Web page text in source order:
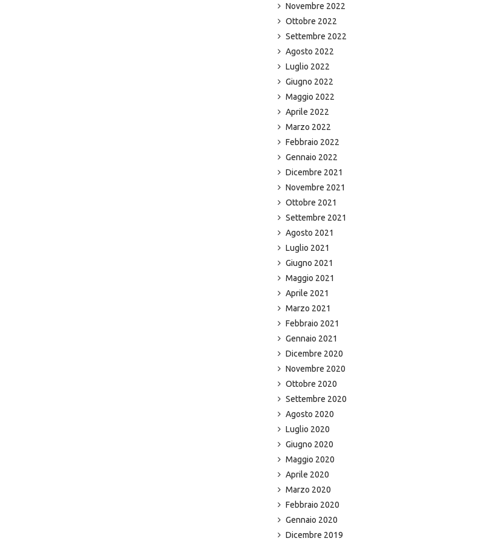
Novembre 2022
Ottobre 2022
Settembre 2022
Agosto 2022
Luglio 2022
Giugno 2022
Maggio 2022
Aprile 2022
Marzo 2022
Febbraio 2022
Gennaio 2022
Dicembre 2021
Novembre 2021
Ottobre 2021
Settembre 2021
Agosto 2021
Luglio 2021
Giugno 2021
Maggio 2021
Aprile 2021
Marzo 2021
Febbraio 2021
Gennaio 2021
Dicembre 2020
Novembre 2020
Ottobre 2020
Settembre 2020
Agosto 2020
Luglio 2020
Giugno 2020
Maggio 2020
Aprile 2020
Marzo 2020
Febbraio 2020
Gennaio 2020
Dicembre 2019